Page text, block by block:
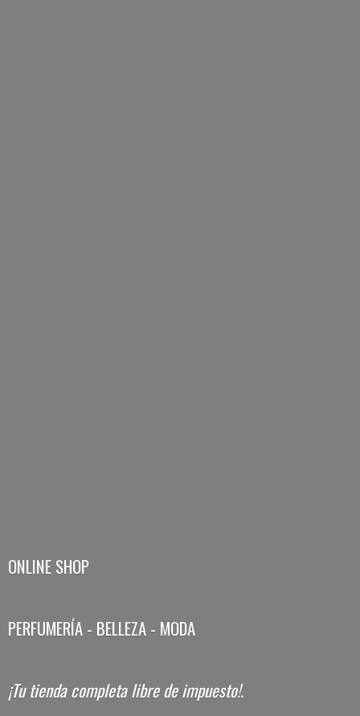
ONLINE SHOP
PERFUMERÍA - BELLEZA - MODA
¡Tu tienda completa librede impuesto!.